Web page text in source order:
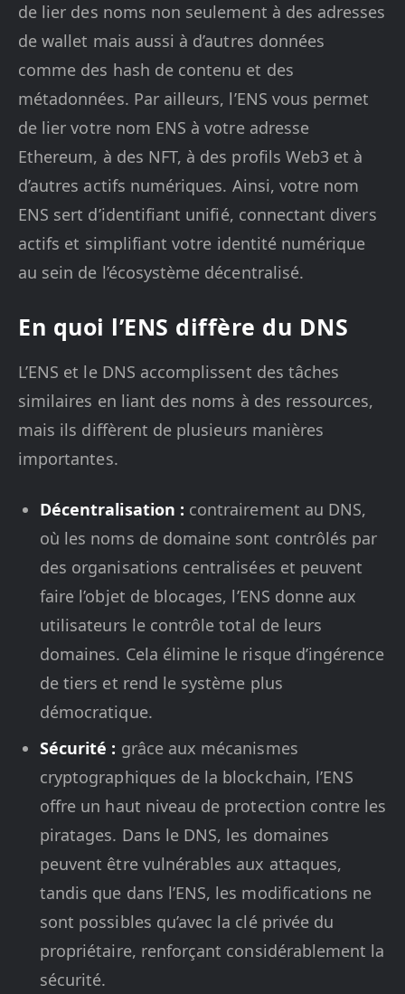
de lier des noms non seulement à des adresses
de wallet mais aussi à d’autres données
comme des hash de contenu et des
métadonnées. Par ailleurs, l’ENS vous permet
de lier votre nom ENS à votre adresse
Ethereum, à des NFT, à des profils Web3 et à
d’autres actifs numériques. Ainsi, votre nom
ENS sert d’identifiant unifié, connectant divers
actifs et simplifiant votre identité numérique
au sein de l’écosystème décentralisé.
En quoi l’ENS diffère du DNS
L’ENS et le DNS accomplissent des tâches
similaires en liant des noms à des ressources,
mais ils diffèrent de plusieurs manières
importantes.
Décentralisation : contrairement au DNS,
où les noms de domaine sont contrôlés par
des organisations centralisées et peuvent
faire l’objet de blocages, l’ENS donne aux
utilisateurs le contrôle total de leurs
domaines. Cela élimine le risque d’ingérence
de tiers et rend le système plus
démocratique.
Sécurité : grâce aux mécanismes
cryptographiques de la blockchain, l’ENS
offre un haut niveau de protection contre les
piratages. Dans le DNS, les domaines
peuvent être vulnérables aux attaques,
tandis que dans l’ENS, les modifications ne
sont possibles qu’avec la clé privée du
propriétaire, renforçant considérablement la
sécurité.